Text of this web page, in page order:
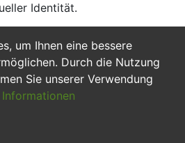
um Ihnen eine bessere
Durch die Nutzung
Sie unserer Verwendung
Identität.
Bewerben